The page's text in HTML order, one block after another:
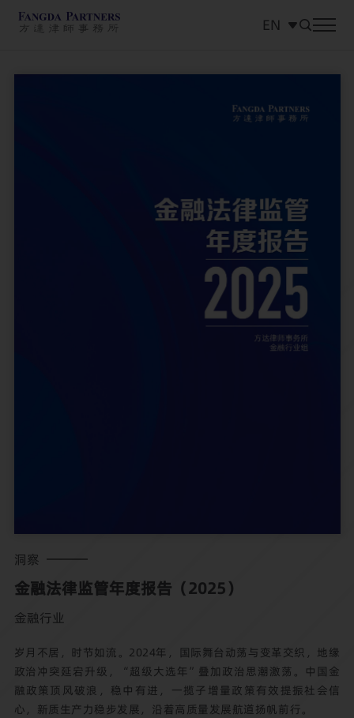
EN
EN
日本語
洞察
金融法律监管年度报告（2025）
金融行业
岁月不居，时节如流。2024年，国际舞台动荡与变革交织，地缘
政治冲突延宕升级，“超级大选年”叠加政治思潮激荡。中国金
融政策顶风破浪，稳中有进，一揽子增量政策有效提振社会信
心，新质生产力稳步发展，沿着高质量发展航道扬帆前行。